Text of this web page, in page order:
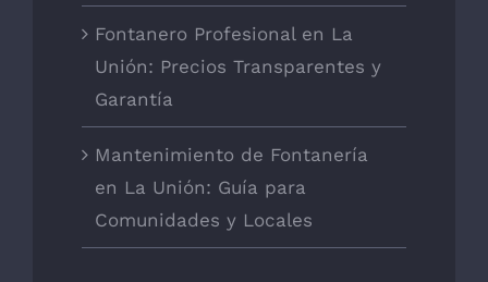
Fontanero Profesional en La
Unión: Precios Transparentes y
Garantía
Mantenimiento de Fontanería
en La Unión: Guía para
Comunidades y Locales